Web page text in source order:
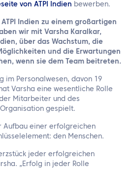
von ATPI Indien bewerben.
Indien zu einem großartigen
wir mit Varsha Karalkar,
über das Wachstum, die
und die Erwartungen
wenn sie dem Team beitreten.
im Personalwesen, davon 19
Varsha eine wesentliche Rolle
Mitarbeiter und des
gespielt.
Aufbau einer erfolgreichen
den Menschen.
jeder erfolgreichen
„Erfolg in jeder Rolle